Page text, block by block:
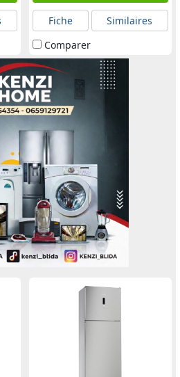
Fiche
Similaires
Comparer